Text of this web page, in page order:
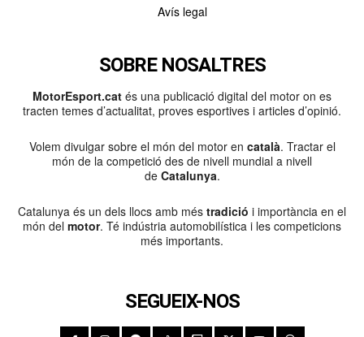
Avís legal
SOBRE NOSALTRES
MotorEsport.cat és una publicació digital del motor on es
tracten temes d’actualitat, proves esportives i articles d’opinió.
Volem divulgar sobre el món del motor en català. Tractar el
món de la competició des de nivell mundial a nivell
de Catalunya.
Catalunya és un dels llocs amb més tradició i importància en el
món del motor. Té indústria automobilística i les competicions
més importants.
SEGUEIX-NOS